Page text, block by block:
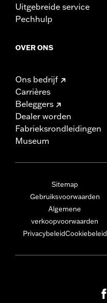
Uitgebreide service
Pechhulp
OVER ONS
Ons bedrijf
Carrières
Beleggers
Dealer worden
Fabrieksrondleidingen
Museum
Sitemap
Gebruiksvoorwaarden
Algemene
verkoopvoorwaarden
PrivacybeleidCookiebeleid